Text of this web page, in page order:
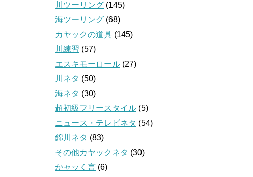
川ツーリング (145)
海ツーリング (68)
カヤックの道具 (145)
川練習 (57)
エスキモーロール (27)
川ネタ (50)
海ネタ (30)
超初級フリースタイル (5)
ニュース・テレビネタ (54)
錦川ネタ (83)
その他カヤックネタ (30)
かャッく言 (6)